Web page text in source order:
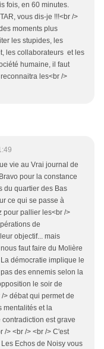
fois, en 60 minutes.
vous dis-je !!!<br />
moments plus
les stupides, les
les collaborateurs et les
humaine, il faut
les<br />
vie au Vrai journal de
pour la constance
du quartier des Bas
ce qui se passe à
pour pallier les<br />
de
objectif... mais
faut faire du Molière
démocratie implique le
des ennemis selon la
le soir de
> débat qui permet de
mentalités et la
est grave
/> <br /> <br /> C'est
Echos de Noisy vous